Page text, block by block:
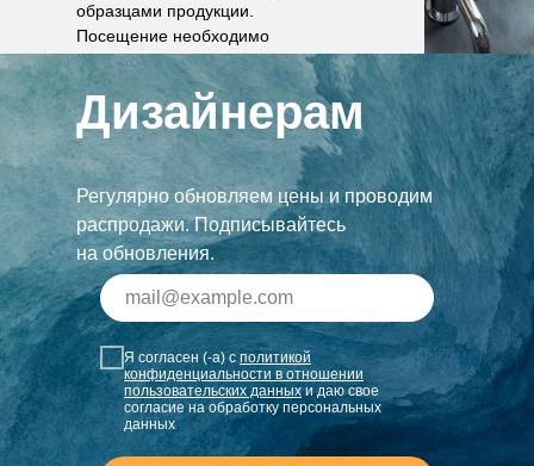
образцами продукции.
Посещение необходимо
согласовать по телефону.
Дизайнерам
Регулярно обновляем цены и проводим
распродажи. Подписывайтесь
на обновления.
Я согласен (-а) с политикой
конфиденциальности в отношении
пользовательских данныхи даю свое
согласие на обработку персональных
данных